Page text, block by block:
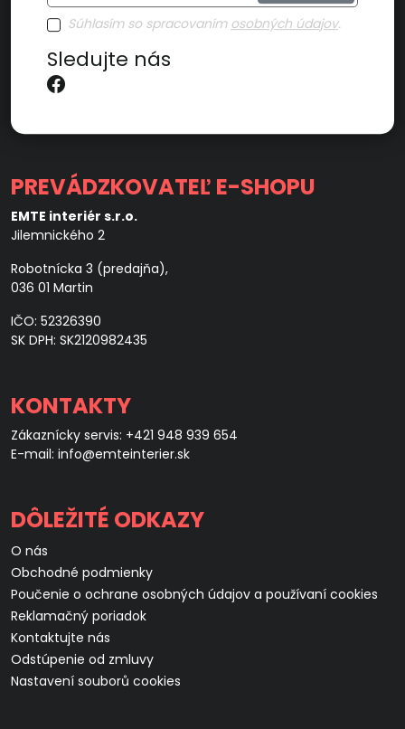
Súhlasím so spracovaním osobných údajov.
Sledujte nás
PREVÁDZKOVATEĽ E-SHOPU
EMTE interiér s.r.o.
Jilemnického 2
Robotnícka 3 (predajňa),
036 01 Martin
IČO: 52326390
SK DPH: SK2120982435
KONTAKTY
Zákaznícky servis: +421 948 939 654
E-mail: info@emteinterier.sk
DÔLEŽITÉ ODKAZY
O nás
Obchodné podmienky
Poučenie o ochrane osobných údajov a používaní cookies
Reklamačný poriadok
Kontaktujte nás
Odstúpenie od zmluvy
Nastavení souborů cookies